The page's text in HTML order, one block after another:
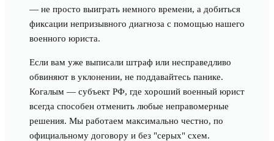
— не просто выиграть немного времени, а добиться
фиксации непризывного диагноза с помощью нашего
военного юриста.
Если вам уже выписали штраф или несправедливо
обвиняют в уклонении, не поддавайтесь панике.
Когалым — субъект РФ, где хороший военный юрист
всегда способен отменить любые неправомерные
решения. Мы работаем максимально честно, по
официальному договору и без "серых" схем.